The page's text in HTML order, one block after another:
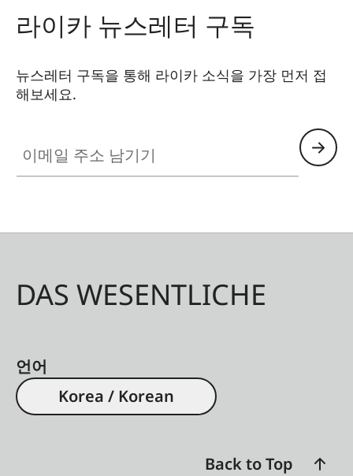
라이카 뉴스레터 구독
뉴스레터 구독을 통해 라이카 소식을 가장 먼저 접
해보세요.
DAS WESENTLICHE
언어
Korea / Korean
Back to Top